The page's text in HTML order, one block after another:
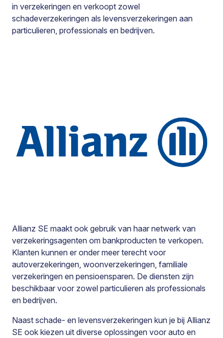
in verzekeringen en verkoopt zowel
schadeverzekeringen als levensverzekeringen aan
particulieren, professionals en bedrijven.
Allianz SE maakt ook gebruik van haar netwerk van
verzekeringsagenten om bankproducten te verkopen.
Klanten kunnen er onder meer terecht voor
autoverzekeringen, woonverzekeringen, familiale
verzekeringen en pensioensparen. De diensten zijn
beschikbaar voor zowel particulieren als professionals
en bedrijven.
Naast schade- en levensverzekeringen kun je bij Allianz
SE ook kiezen uit diverse oplossingen voor auto en